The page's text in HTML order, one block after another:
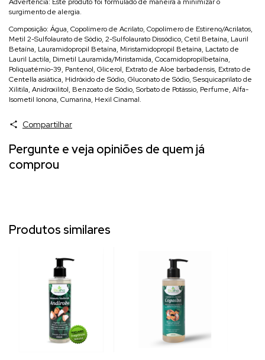
surgimento de alergia.
Composição: Água, Copolímero de Acrilato, Copolímero de Estireno/Acrilatos,
Metil 2-Sulfolaurato de Sódio, 2-Sulfolaurato Dissódico, Cetil Betaína, Lauril
Betaína, Lauramidopropil Betaína, Miristamidopropil Betaína, Lactato de
Lauril Lactila, Dimetil Lauramida/Miristamida, Cocamidopropilbetaína,
Poliquatérnio-39, Pantenol, Glicerol, Extrato de Aloe barbadensis, Extrato de
Centella asiática, Hidróxido de Sódio, Gluconato de Sódio, Sesquicaprilato de
Xilitila, Anidroxilitol, Benzoato de Sódio, Sorbato de Potássio, Perfume, Alfa-
Isometil Ionona, Cumarina, Hexil Cinamal.
Compartilhar
Pergunte e veja opiniões de quem já
comprou
Produtos similares